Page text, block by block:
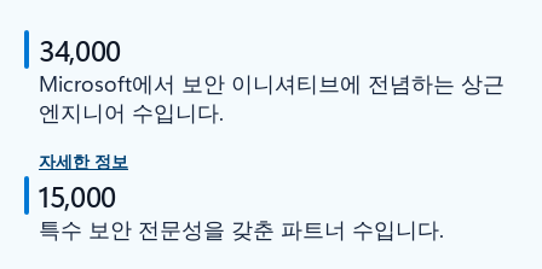
34,000
Microsoft에서 보안 이니셔티브에 전념하는 상근
엔지니어 수입니다.
자세한 정보
15,000
특수 보안 전문성을 갖춘 파트너 수입니다.